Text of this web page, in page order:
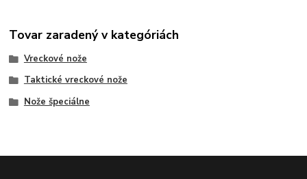
Tovar zaradený v kategóriách
Vreckové nože
Taktické vreckové nože
Nože špeciálne